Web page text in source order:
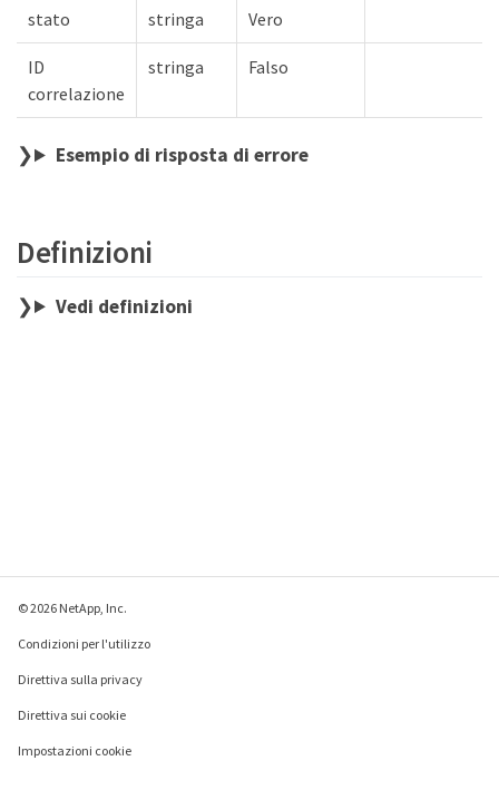
stato stringa Vero
ID
correlazione
stringa Falso
Esempio di risposta di errore
Definizioni
Vedi definizioni
© 2026 NetApp, Inc.
Condizioni per l'utilizzo
Direttiva sulla privacy
Direttiva sui cookie
Impostazioni cookie